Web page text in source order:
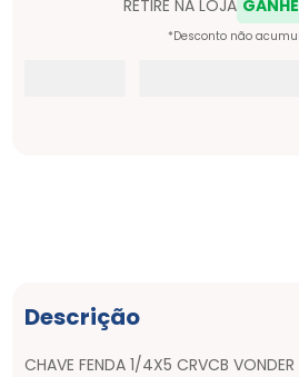
Descrição
CHAVE FENDA 1/4X5 CRVCB VONDER